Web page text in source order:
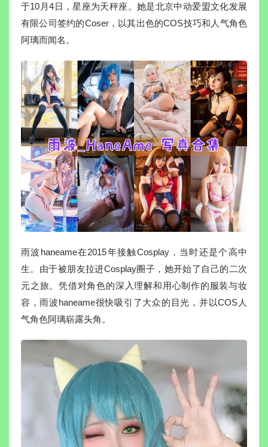
于10月4日，星座为天秤座。她是北京中动爱盟文化发展
有限公司签约的Coser，以其出色的COS技巧和人气角色
阿璃而闻名。
雨波haneame在2015年接触Cosplay，当时还是个高中
生。由于被朋友拉进Cosplay圈子，她开始了自己的二次
元之旅。凭借对角色的深入理解和用心制作的服装与妆
容，雨波haneame很快吸引了大众的目光，并以COS人
气角色阿璃崭露头角。